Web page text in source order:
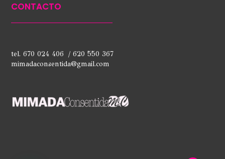
CONTACTO
tel. 670 024 406 / 620 550 367
mimadaconsentida@gmail.com